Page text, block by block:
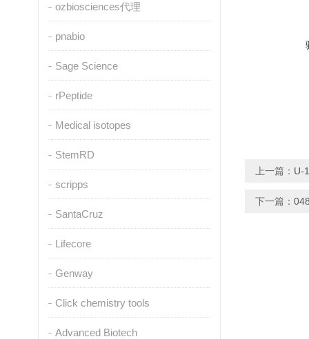
ozbiosciences代理
pnabio
Sage Science
rPeptide
Medical isotopes
StemRD
scripps
SantaCruz
Lifecore
Genway
Click chemistry tools
Advanced Biotech
上一篇： U-
下一篇：